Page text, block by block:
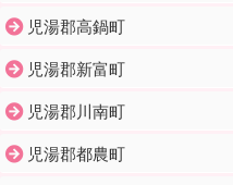
児湯郡高鍋町
児湯郡新富町
児湯郡川南町
児湯郡都農町